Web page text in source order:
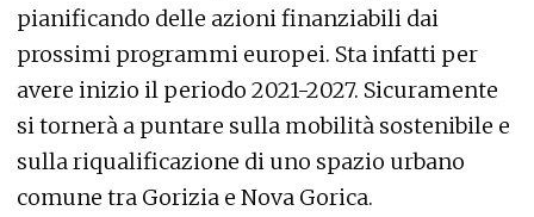
pianificando delle azioni finanziabili dai
prossimi programmi europei. Sta infatti per
avere inizio il periodo 2021-2027. Sicuramente
si tornerà a puntare sulla mobilità sostenibile e
sulla riqualificazione di uno spazio urbano
comune tra Gorizia e Nova Gorica.